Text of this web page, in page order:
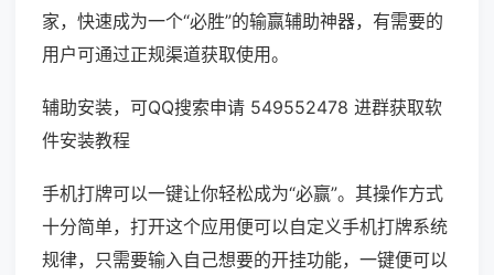
家，快速成为一个“必胜”的输赢辅助神器，有需要的
用户可通过正规渠道获取使用。
辅助安装，可QQ搜索申请 549552478 进群获取软
件安装教程
手机打牌可以一键让你轻松成为“必赢”。其操作方式
十分简单，打开这个应用便可以自定义手机打牌系统
规律，只需要输入自己想要的开挂功能，一键便可以